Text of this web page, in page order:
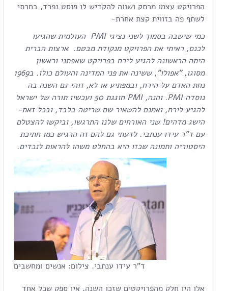
הפרויקט עצמו מרתק ושווה להקדיש לו פוסט נפרד, בחרתי
לשתף פה בזווית קצת אחרת-
כמי שישבה בסמוך לשני נציגיPMI העולמית שהגיעו
לכנס, ראיתי את הפרויקט מנקודת מבטם. ארצות הברית
היתה הראשונה להגיע לירח בפרויקט שאפתני וראשון
מסוגו, "אפולו", ששינה את פני המדינה והעולם כולו. ב1969
נחת האדם על הירח, ובמפתיע או לא, זוהי גם השנה בה
נוסדהPMI. והנה,PMI
חוגגת 50 ועכשיו תורה של ישראל
להגיע לירח, ואמנם להשאיר שם שריטה בלבד, ובכל זאת-
הישג מדהים! שני האורחים שלנו התרגשו, וביקשו להצטלם
עם ד"ר עידו ענתבי. לדעתי גם להם זה הרגיש כמו חתיכת
היסטוריה ותמונה שכזו היא בהחלט משהו להראות לנכדים.
ד"ר עידו ענתבי. צילום: אנשים ומחשבים
אלו היו חלק מהפרויקטים שזכו השנה, אין ספק שכל אחד